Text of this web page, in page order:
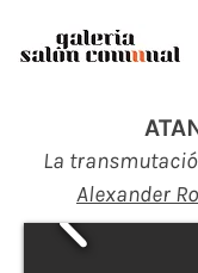
La
Alexander